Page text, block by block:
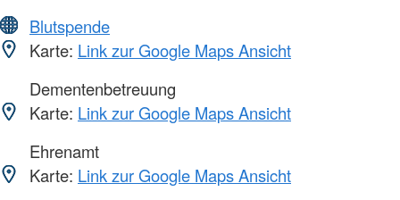
Blutspende
Karte: Link zur Google Maps Ansicht
Dementenbetreuung
Karte: Link zur Google Maps Ansicht
Ehrenamt
Karte: Link zur Google Maps Ansicht